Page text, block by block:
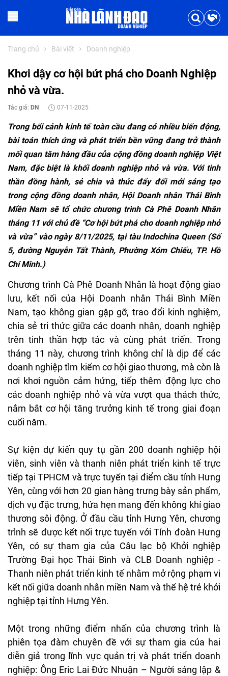
Trang chủ Bài viết Doanh nghiệp
Khơi dậy cơ hội bứt phá cho Doanh Nghiệp
nhỏ và vừa.
Tác giả: DN 07-11-2025
Trong bối cảnh kinh tế toàncầu đangcónhiều biến động,
bài toán thích ứng và pháttriển bền vững đang trởthành
mối quan tâm hàng đầu của cộngđồng doanh nghiệp Việt
Nam, đặc biệt làkhối doanh nghiệp nhỏ vàvừa. Với tinh
thần đồng hành, sẻ chia và thúc đẩy đổi mới sángtạo
trong cộng đồng doanh nhân, Hội Doanh nhân TháiBình
Miền Nam sẽ tổ chức chương trình CàPhê Doanh Nhân
tháng 11 với chủ đề “Cơ hội bứtphá cho doanhnghiệp nhỏ
vàvừa” vào ngày8/11/2025, tại tàuIndochina Queen (Số
5, đường Nguyễn Tất Thành, Phường XómChiếu, TP. Hồ
ChíMinh.)
Chương trình Cà Phê Doanh Nhân là hoạt động giao
ưu, kết nối của Hội Doanh nhân Thái Bình Miền
Nam,tạo không gian gặp gỡ, traođổi kinh nghiệm,
chia sẻ tri thức giữa các doanh nhân, doanh nghiệp
trên tinh thần hợptác và cùng phát triển. Trong
tháng 11 này, chương trình không chỉ à dịp để các
doanh nghiệptìm kiếm cơ hội giao thương, mà còn là
nơi khơi nguồn cảm hứng, tiếpthêm động lực cho
các doanh nghiệp nhỏ và vừa vượt qua thách thức,
nắm bắt cơhội tăng trưởng kinh tế trong giaiđoạn
cuối năm.
Sự kiện dự kiến quy tụ gần 200 doanh nghiệp hội
viên, sinh viên vàthanh niên pháttriển kinh tế trực
tiếp tại TPHCM và trực tuyến tại điểm cầu tỉnh Hưng
Yên, cùng với hơn 20 gian hàng trưng bày sản phẩm,
dịch vụ đặc trưng, hứa hẹn mang đến không khí giao
thương sôi động. Ởđầu cầu tỉnh HưngYên,chương
trình sẽ được kết nối trực tuyến với Tỉnh đoàn Hưng
Yên, cósự thamgia của Câu
ạc bộ Khởi nghiệp
TrườngĐại học Thái Bình và CLB Doanh nghiệp -
Thanh niên phát triển kinh tế nhằm mởrộng phạm vi
kết nối giữa doanh nhân miền Nam và thế hệ trẻ khởi
nghiệptại tỉnh Hưng Yên.
Một trong nhữngđiểm nhấn của chương trình
là
phiên tọa đàm chuyên đề với sự tham gia của hai
diễn giả trong lĩnh vực quản trị và phát triển doanh
nghiệp: Ông Eric LaiĐức Nhuận – Người sáng ập &